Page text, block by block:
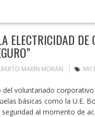
ELECTRICIDAD
MARÍN MORÁN
del voluntariado
básicas como la U.E.
seguridad al momento de